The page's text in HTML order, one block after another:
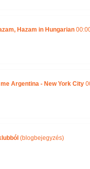
Hazam in Hungarian
Argentina - New York City
(blogbejegyzés)